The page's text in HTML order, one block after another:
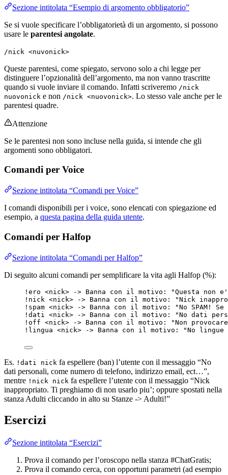
Sezione intitolata “Esempio di argomento obbligatorio”
Se si vuole specificare l’obbligatorietà di un argomento, si possono
usare le parentesi angolate.
/nick <nuvonick>
Queste parentesi, come spiegato, servono solo a chi legge per
distinguere l’opzionalità dell’argomento, ma non vanno trascritte
quando si vuole inviare il comando. Infatti scriveremo /nick
nuovonick e non /nick <nuovonick>. Lo stesso vale anche per le
parentesi quadre.
Attenzione
Se le parentesi non sono incluse nella guida, si intende che gli
argomenti sono obbligatori.
Comandi per Voice
Sezione intitolata “Comandi per Voice”
I comandi disponibili per i voice, sono elencati con spiegazione ed
esempio, a questa pagina della guida utente.
Comandi per Halfop
Sezione intitolata “Comandi per Halfop”
Di seguito alcuni comandi per semplificare la vita agli Halfop (%):
!ero <nick> -> Banna con il motivo: "Questa
!nick <nick> -> Banna con il motivo: "Nick
!spam <nick> -> Banna con il motivo: "No
!dati <nick> -> Banna con il motivo: "No dati
!off <nick> -> Banna con il motivo: "Non
!lingua <nick> -> Banna con il motivo: "No
Es. !dati nick fa espellere (ban) l’utente con il messaggio “No
dati personali, come numero di telefono, indirizzo email, ect…”,
mentre !nick nick fa espellere l’utente con il messaggio “Nick
inappropriato. Ti preghiamo di non usarlo piu’; oppure spostati nella
stanza Adulti cliccando in alto su Stanze -> Adulti!”
Esercizi
Sezione intitolata “Esercizi”
Prova il comando per l’oroscopo nella stanza #ChatGratis;
Prova il comando cerca, con opportuni parametri (ad esempio